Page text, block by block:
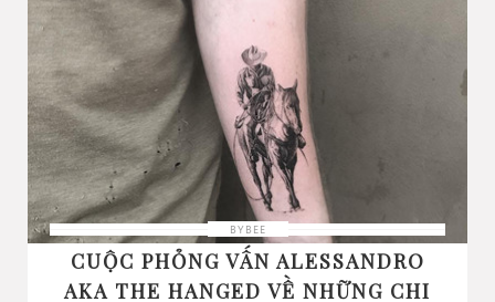
BYBEE
CUỘC PHỎNG VẤN ALESSANDRO
AKA THE HANGED VỀ NHỮNG CHI